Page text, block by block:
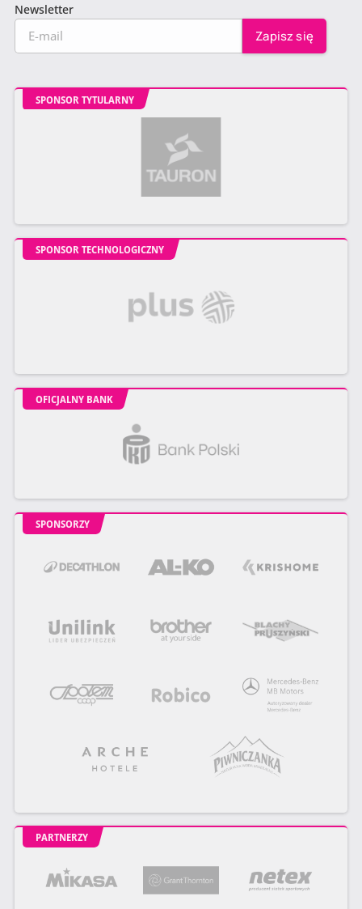
Newsletter
SPONSOR TYTULARNY
SPONSOR TECHNOLOGICZNY
OFICJALNY BANK
SPONSORZY
PARTNERZY